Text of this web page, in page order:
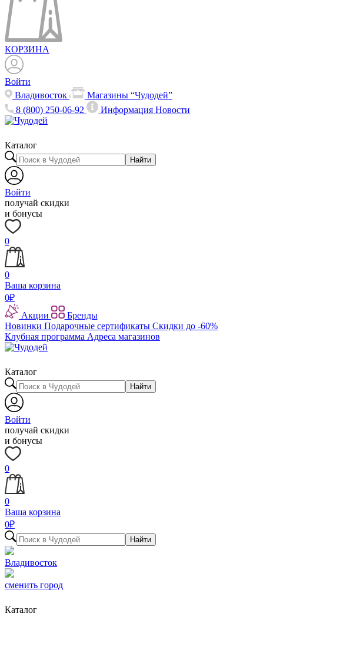
КОРЗИНА
Войти
Владивосток
Магазины “Чудодей”
8 (800) 250-06-92
ИнформацияНовости
Каталог
Найти
Войти
получай скидки
и бонусы
0
0
Ваша корзина
0₽
Акции
Бренды
Новинки Подарочные сертификаты Скидки до -60%
Клубная программа Адреса магазинов
Каталог
Найти
Войти
получай скидки
и бонусы
0
0
Ваша корзина
0₽
Найти
Владивосток
сменить город
Каталог